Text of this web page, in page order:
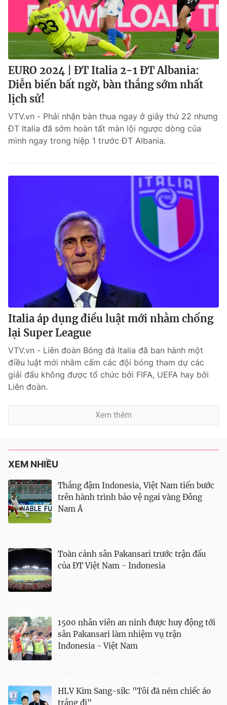
EURO 2024 | ĐT Italia 2-1 ĐT Albania:
Diễn biến bất ngờ, bàn thắng sớm nhất
lịch sử!
VTV.vn - Phải nhận bàn thua ngay ở giây thứ 22 nhưng
ĐT Italia đã sớm hoàn tất màn lội ngược dòng của
mình ngay trong hiệp 1 trước ĐT Albania.
Italia áp dụng điều luật mới nhằm chống
lại Super League
VTV.vn - Liên đoàn Bóng đá Italia đã ban hành một
điều luật mới nhằm cấm các đội bóng tham dự các
giải đấu không được tổ chức bởi FIFA, UEFA hay bởi
Liên đoàn.
Xem thêm
XEM NHIỀU
Thắng đậm Indonesia, Việt Nam tiến bước
trên hành trình bảo vệ ngai vàng Đông
Nam Á
Toàn cảnh sân Pakansari trước trận đấu
của ĐT Việt Nam - Indonesia
1500 nhân viên an ninh được huy động tới
sân Pakansari làm nhiệm vụ trận
Indonesia - Việt Nam
HLV Kim Sang-sik: "Tôi đã ném chiếc áo
trắng đi"